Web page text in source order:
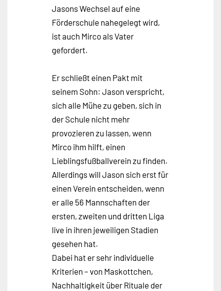
Jasons Wechsel auf eine
Förderschule nahegelegt wird,
ist auch Mirco als Vater
gefordert.
Er schließt einen Pakt mit
seinem Sohn: Jason verspricht,
sich alle Mühe zu geben, sich in
der Schule nicht mehr
provozieren zu lassen, wenn
Mirco ihm hilft, einen
Lieblingsfußballverein zu finden.
Allerdings will Jason sich erst für
einen Verein entscheiden, wenn
er alle 56 Mannschaften der
ersten, zweiten und dritten Liga
live in ihren jeweiligen Stadien
gesehen hat.
Dabei hat er sehr individuelle
Kriterien – von Maskottchen,
Nachhaltigkeit über Rituale der